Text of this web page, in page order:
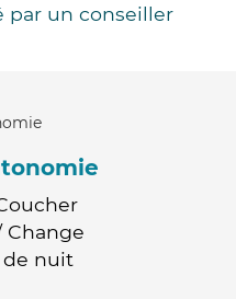
par un conseiller
Change
de nuit